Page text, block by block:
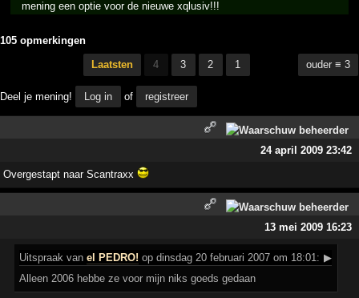
mening een optie voor de nieuwe xqlusiv!!!
105 opmerkingen
Laatsten 4 3 2 1 ouder ≡ 3
Deel je mening! Log in of registreer
24 april 2009 23:42
Overgestapt naar Scantraxx
13 mei 2009 16:23
Uitspraak vanel PEDRO! op dinsdag 20 februari 2007 om 18:01: ▶
Alleen 2006 hebbe ze voor mijn niks goeds gedaan